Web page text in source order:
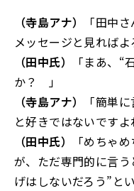
（寺島アナ）
「田中
メッセージと見ればよ
（田中氏）
「まあ、
か？ 」
（寺島アナ）
「簡単
と好きではないですよ
（田中氏）
「めちゃ
が、ただ専門的に言
げはしないだろう”と